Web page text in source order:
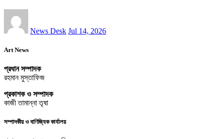
News Desk Jul 14, 2026
Art News
প্রধান সম্পাদক
রহমান মুস্তাফিজ
প্রকাশক ও সম্পাদক
কাজী তামান্না তৃষা
সম্পাদকীয় ও বাণিজ্যিক কার্যালয়